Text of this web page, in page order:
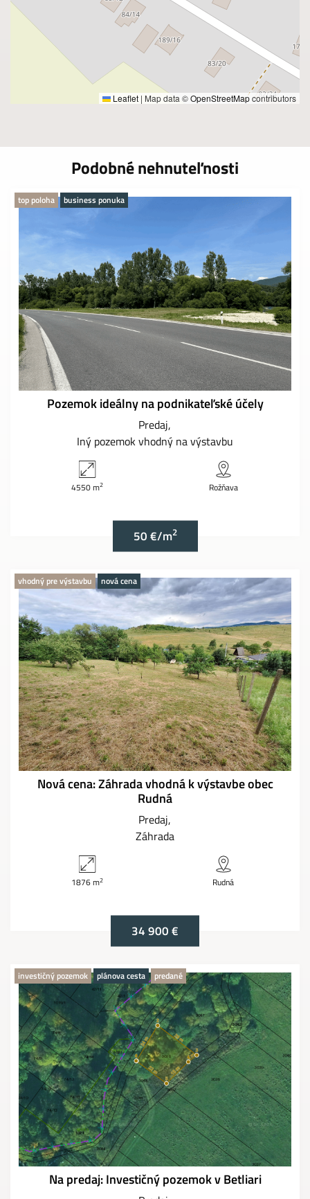
Leaflet | Map data ©OpenStreetMapcontributors
Podobné nehnuteľnosti
top poloha business ponuka
Pozemok ideálny na podnikateľské účely
Predaj
Iný pozemok vhodný na výstavbu
4550 m2 Rožňava
50 €/m2
vhodný pre výstavbu nová cena
Nová cena: Záhrada vhodná k výstavbe obec
Rudná
Predaj
Záhrada
1876 m2 Rudná
34 900 €
investičný pozemok plánova cesta predané
Na predaj: Investičný pozemok v Betliari